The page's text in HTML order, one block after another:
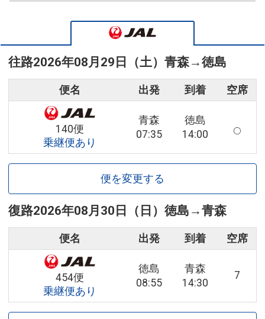
往路2026年08月29日（土） 青森→徳島
便名 出発 到着 空席
140便
乗継便あり
青森
07:35
徳島
14:00
便を変更する
復路2026年08月30日（日） 徳島 →青森
便名 出発 到着 空席
454便
乗継便あり
徳島
08:55
青森
14:30
7